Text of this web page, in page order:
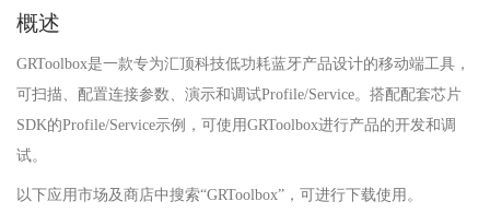
概述
GRToolbox是一款专为汇顶科技低功耗蓝牙产品设计的移动端工具，
可扫描、配置连接参数、演示和调试Profile/Service。搭配配套芯片
SDK的Profile/Service示例，可使用GRToolbox进行产品的开发和调
试。
以下应用市场及商店中搜索“GRToolbox”，可进行下载使用。